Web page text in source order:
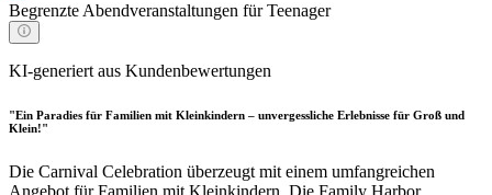
Begrenzte Abendveranstaltungen für Teenager
KI-generiert aus Kundenbewertungen
"Ein Paradies für Familien mit Kleinkindern – unvergessliche Erlebnisse für Groß und
Klein!"
Die Carnival Celebration überzeugt mit einem umfangreichen